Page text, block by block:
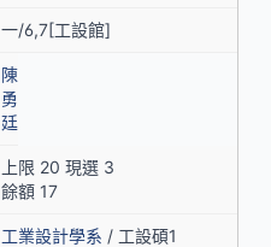
一/6,7[工設館]
陳
勇
廷
上限 20 現選 3
餘額 17
工業設計學系 / 工設碩1